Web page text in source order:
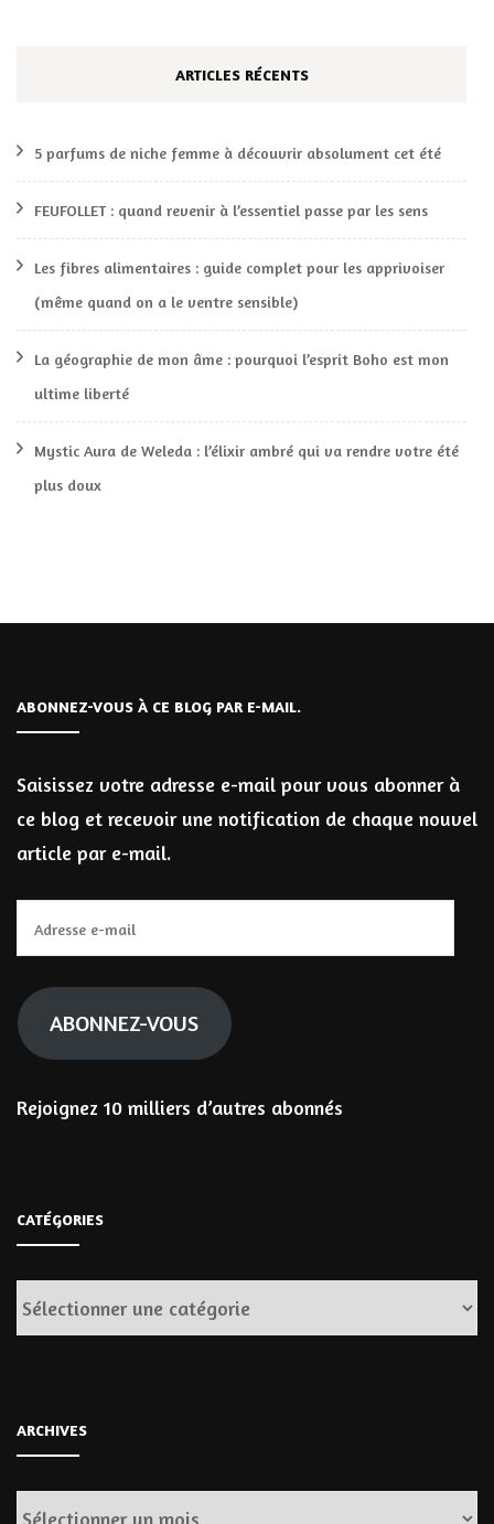
ARTICLES RÉCENTS
5 parfums de niche femme à découvrir absolument cet été
FEUFOLLET : quand revenir à l’essentiel passe par les sens
Les fibres alimentaires : guide complet pour les apprivoiser
(même quand on a le ventre sensible)
La géographie de mon âme : pourquoi l’esprit Boho est mon
ultime liberté
Mystic Aura de Weleda : l’élixir ambré qui va rendre votre été
plus doux
ABONNEZ-VOUS À CE BLOG PAR E-MAIL.
Saisissez votre adresse e-mail pour vous abonner à
ce blog et recevoir une notification de chaque nouvel
article par e-mail.
e-
mail
ABONNEZ-VOUS
Rejoignez 10 milliers d’autres abonnés
CATÉGORIES
Catégories
ARCHIVES
Archives